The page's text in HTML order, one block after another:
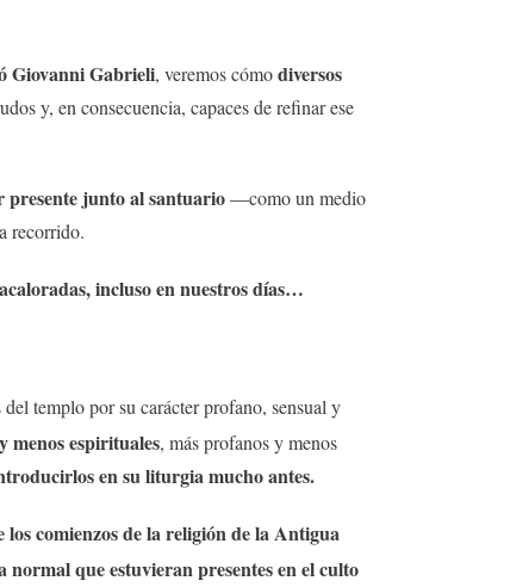
Giovanni Gabrieli, veremos cómodiversos
y, en consecuencia, capaces de refinar ese
presente junto al santuario—como un medio
recorrido.
incluso en nuestros días…
templo por su carácter profano, sensual y
menos espirituales, más profanos y menos
en su liturgia mucho antes.
los comienzos de la religión de la Antigua
normal que estuvieran presentes en el culto